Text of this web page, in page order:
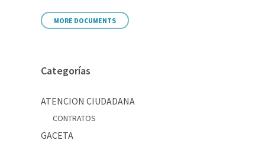
MORE DOCUMENTS
Categorías
ATENCION CIUDADANA
CONTRATOS
GACETA